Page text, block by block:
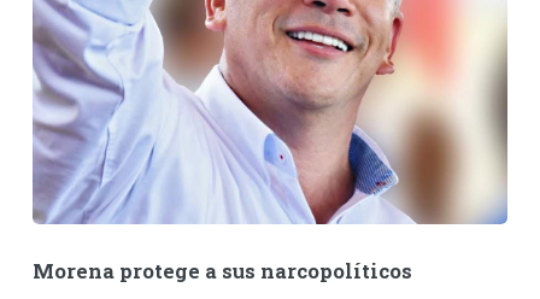
Morena protege a sus narcopolíticos